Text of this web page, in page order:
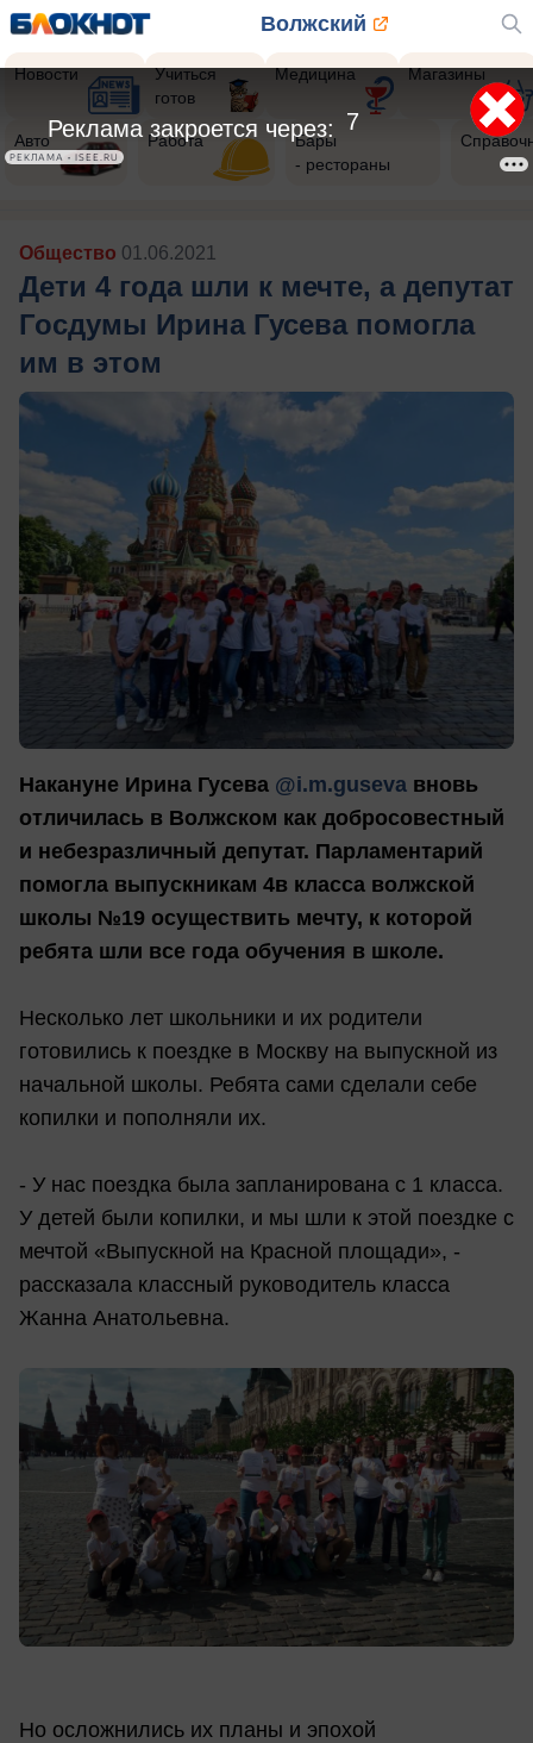
Волжский
Новости
Учиться
готов
Медицина Магазины
Авто Работа
Бары
- рестораны
Общество 01.06.2021
Дети 4 года шли к мечте, а депутат
Госдумы Ирина Гусева помогла
им в этом
Накануне Ирина Гусева @i.m.guseva вновь
отличилась в Волжском как добросовестный
и небезразличный депутат. Парламентарий
помогла выпускникам 4в класса волжской
школы №19 осуществить мечту, к которой
ребята шли все года обучения в школе.
Несколько лет школьники и их родители
готовились к поездке в Москву на выпускной из
начальной школы. Ребята сами сделали себе
копилки и пополняли их.
- У нас поездка была запланирована с 1 класса.
У детей были копилки, и мы шли к этой поездке с
мечтой «Выпускной на Красной площади», -
рассказала классный руководитель класса
Жанна Анатольевна.
Но осложнились их планы и эпохой
5
Реклама закроется через:
РЕКЛАМА • ISEE.RU